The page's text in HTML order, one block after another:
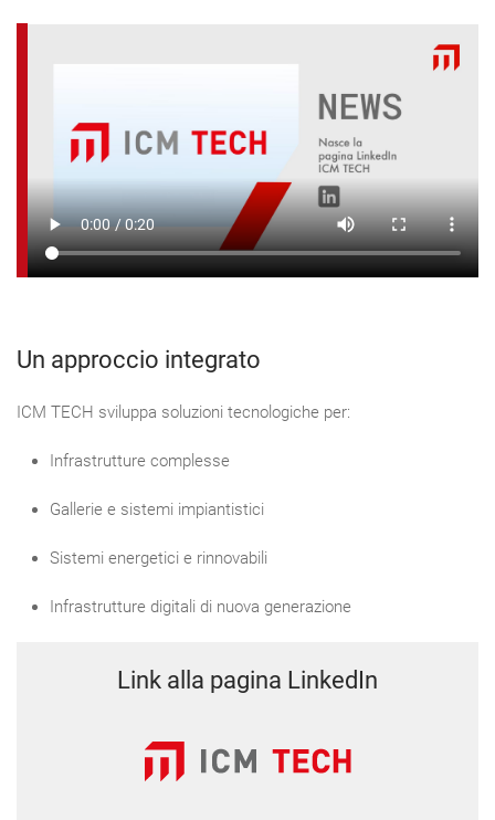
Un approccio integrato
ICM TECH sviluppa soluzioni tecnologiche per:
Infrastrutture complesse
Gallerie e sistemi impiantistici
Sistemi energetici e rinnovabili
Infrastrutture digitali di nuova generazione
Link alla pagina LinkedIn